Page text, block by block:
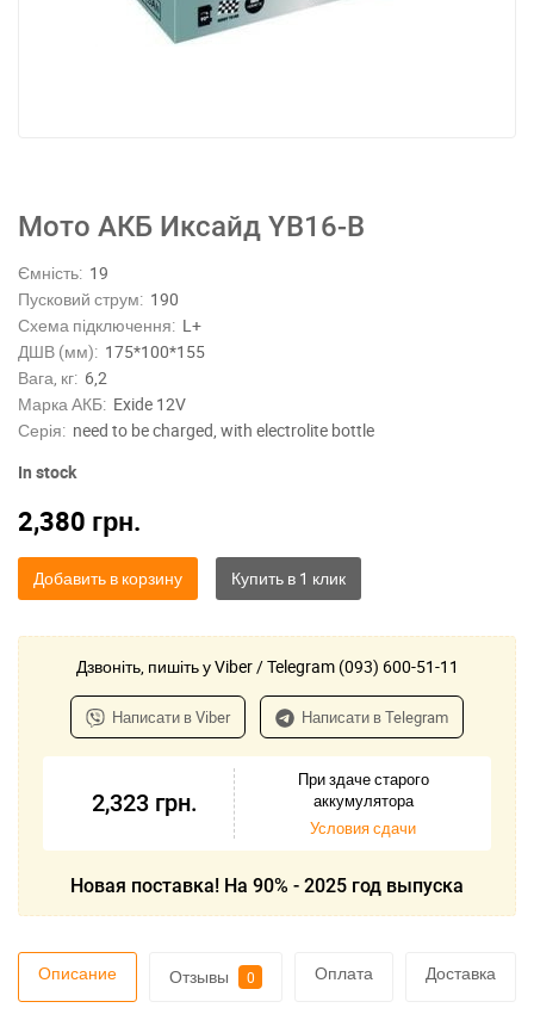
Мото АКБ Иксайд YB16-B
Ємність: 19
Пусковий струм: 190
Схема підключення: L+
ДШВ (мм): 175*100*155
Вага, кг: 6,2
Марка АКБ: Exide 12V
Серія: need to be charged, with electrolite bottle
In stock
2,380 грн.
Добавить в корзину
Дзвоніть, пишіть у Viber / Telegram (093) 600-51-11
Написати в Viber Написати в Telegram
2,323 грн.
При здаче старого
аккумулятора
Условия сдачи
Новая поставка! На 90% - 2025 год выпуска
Описание Отзывы 0 Оплата Доставка